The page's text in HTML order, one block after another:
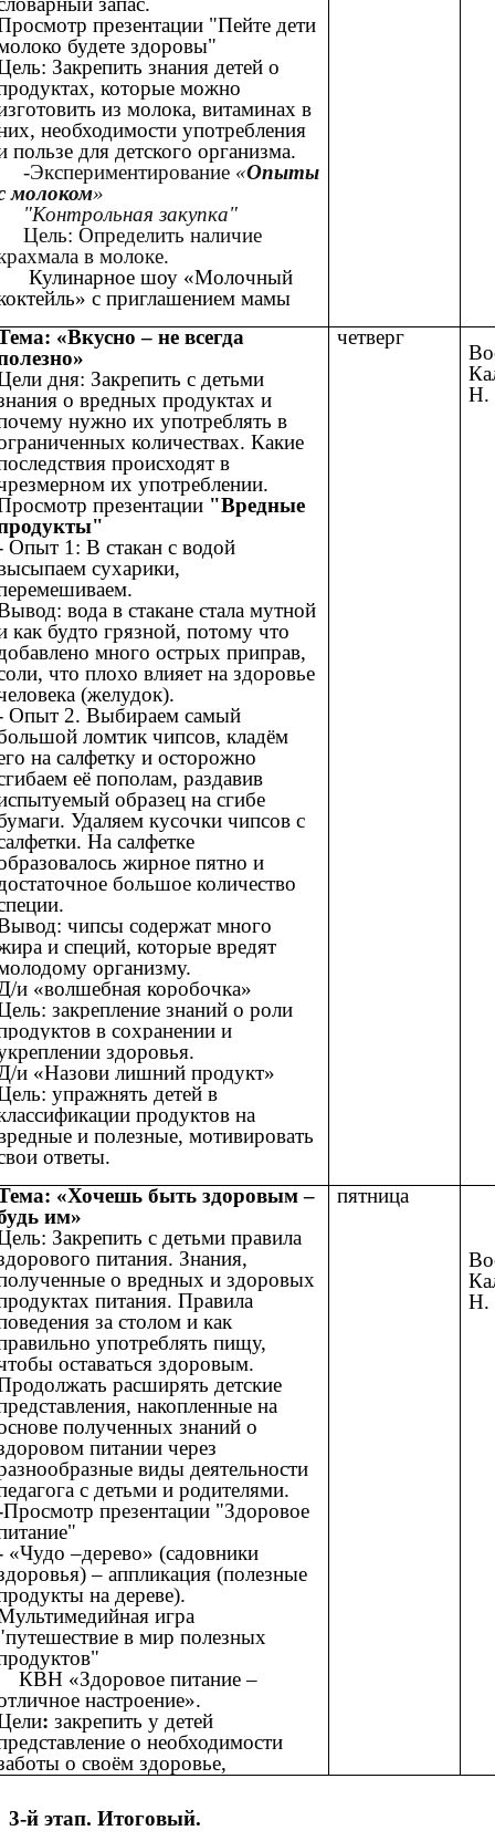
презентации "Пейте дети
будете здоровы"
Закрепить знания детей о
которые можно
из молока, витаминах в
необходимости употребления
пользе для детского организма.
-Экспериментирование «Опыты
молоком»
"Контрольная закупка"
Цель: Определить наличие
в молоке.
Кулинарное шоу «Молочный
с приглашением мамы
«Вкусно – не всегда
дня: Закрепить с детьми
о вредных продуктах и
нужно их употреблять в
количествах. Какие
происходят в
их употреблении.
презентации "Вредные
Опыт 1: В стакан с водой
сухарики,
вода в стакане стала мутной
как будто грязной, потому что
много острых приправ,
что плохо влияет на здоровье
(желудок).
Опыт 2. Выбираем самый
ломтик чипсов, кладём
на салфетку и осторожно
её пополам, раздавив
образец на сгибе
Удаляем кусочки чипсов с
На салфетке
жирное пятно и
большое количество
чипсы содержат много
и специй, которые вредят
организму.
и «волшебная коробочка»
закрепление знаний о роли
в сохранении и
здоровья.
и «Назови лишний продукт»
упражнять детей в
продуктов на
и полезные, мотивировать
ответы.
четверг
Н.
«Хочешь быть здоровым –
им»
Закрепить с детьми правила
питания. Знания,
о вредных и здоровых
питания. Правила
за столом и как
употреблять пищу,
оставаться здоровым.
расширять детские
накопленные на
полученных знаний о
питании через
виды деятельности
с детьми и родителями.
презентации "Здоровое
«Чудо –дерево» (садовники
– аппликация (полезные
на дереве).
игра
в мир полезных
«Здоровое питание –
настроение».
: закрепить у детей
о необходимости
о своём здоровье,
пятница
Н.
3-й этап. Итоговый.